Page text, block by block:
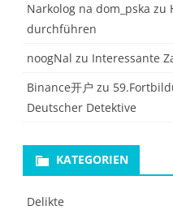
Narkolog na dom_pska zu
durchführen
noogNal zu Interessante
Binance开户 zu
Deutscher Detektive
KATEGORIEN
Delikte